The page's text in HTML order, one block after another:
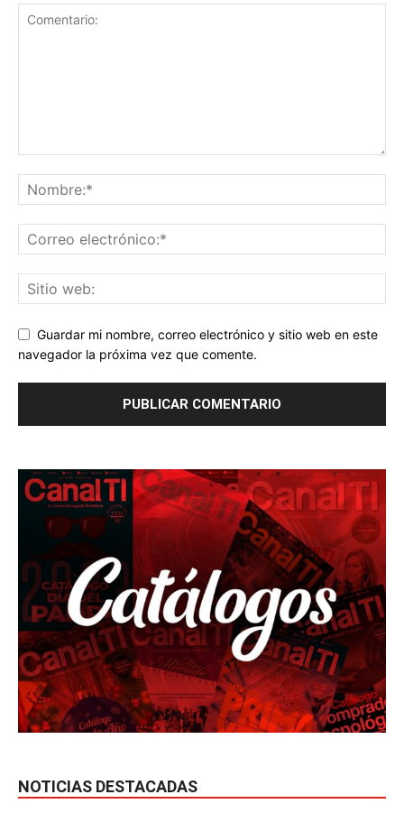
Guardar mi nombre, correo electrónico y sitio web en este
navegador la próxima vez que comente.
NOTICIAS DESTACADAS